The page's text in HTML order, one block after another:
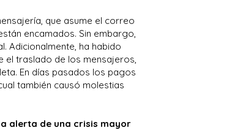
que asume el correo
encamados. Sin embargo,
Adicionalmente, ha habido
el traslado de los mensajeros,
En días pasados los pagos
también causó molestias
alerta de una crisis mayor